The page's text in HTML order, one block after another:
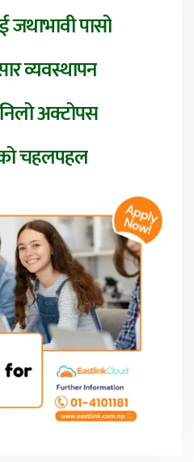
जथाभावी पासो
व्यवस्थापन
अक्टोपस
चहलपहल